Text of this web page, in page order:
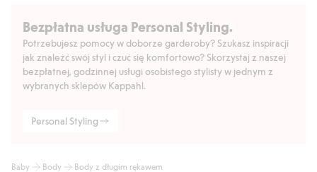
Bezpłatna usługa Personal Styling.
Potrzebujesz pomocy w doborze garderoby? Szukasz inspiracji
jak znaleźć swój styl i czuć się komfortowo? Skorzystaj z naszej
bezpłatnej, godzinnej usługi osobistego stylisty w jednym z
wybranych sklepów Kappahl.
Personal Styling
Baby Body Body z długim rękawem